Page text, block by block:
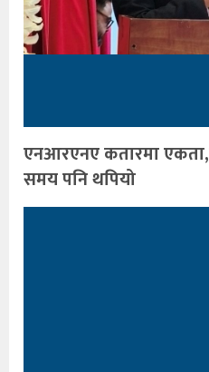
एनआरएनए कतारमा
समय पनि थपियो